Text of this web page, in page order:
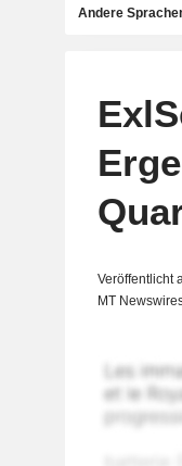
Andere
Veröffentlicht
MT